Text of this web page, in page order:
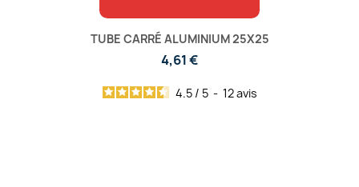
TUBE CARRÉ ALUMINIUM 25X25
4,61 €
4.5 / 5 - 12avis